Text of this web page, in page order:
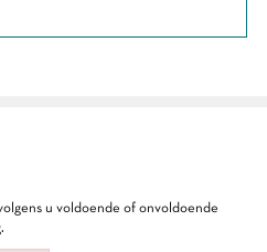
u voldoende of onvoldoende